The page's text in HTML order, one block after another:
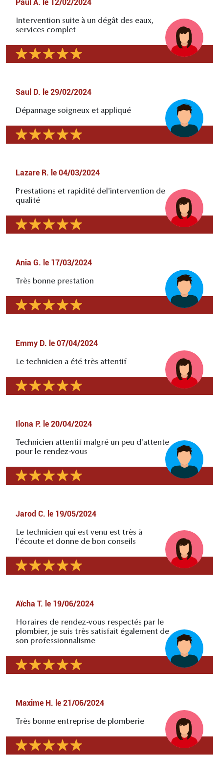
Paul A. le 12/02/2024
Intervention suite à un dégât des eaux,
services complet
Saul D. le 29/02/2024
Dépannage soigneux et appliqué
Lazare R. le 04/03/2024
Prestations et rapidité del'intervention de
qualité
Ania G. le 17/03/2024
Très bonne prestation
Emmy D. le 07/04/2024
Le technicien a été très attentif
Ilona P. le 20/04/2024
Technicien attentif malgré un peu d'attente
pour le rendez-vous
Jarod C. le 19/05/2024
Le technicien qui est venu est très à
l'écoute et donne de bon conseils
Aïcha T. le 19/06/2024
Horaires de rendez-vous respectés par le
plombier, je suis très satisfait également de
son professionnalisme
Maxime H. le 21/06/2024
Très bonne entreprise de plomberie